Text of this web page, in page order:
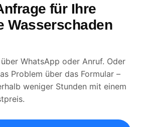
für Ihre
Wasserschaden
WhatsApp oder Anruf. Oder
Problem über das Formular –
weniger Stunden mit einem